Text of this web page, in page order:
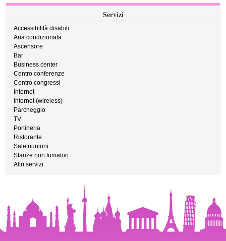
Servizi
Accessibilità disabili
Aria condizionata
Ascensore
Bar
Business center
Centro conferenze
Centro congressi
Internet
Internet (wireless)
Parcheggio
TV
Portineria
Ristorante
Sale riunioni
Stanze non fumatori
Altri servizi